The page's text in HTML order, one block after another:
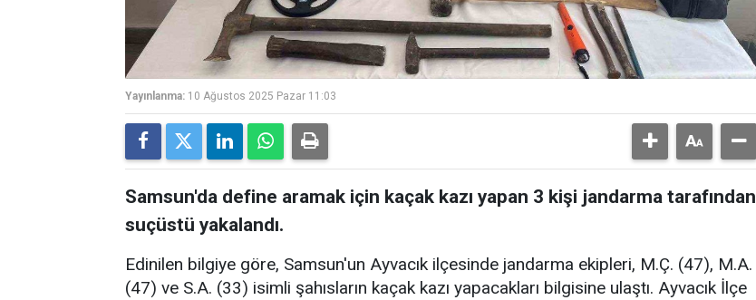
Yayınlanma: 10 Ağustos 2025 Pazar 11:03
Samsun'da define aramak için kaçak kazı yapan 3 kişi jandarma tarafından
suçüstü yakalandı.
Edinilen bilgiye göre, Samsun'un Ayvacık ilçesinde jandarma ekipleri, M.Ç. (47), M.A.
(47) ve S.A. (33) isimli şahısların kaçak kazı yapacakları bilgisine ulaştı. Ayvacık İlçe